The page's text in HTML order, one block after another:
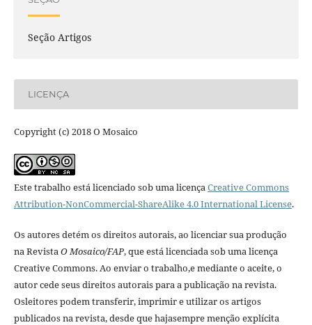
Seção Artigos
LICENÇA
Copyright (c) 2018 O Mosaico
Este trabalho está licenciado sob uma licençaCreative Commons
Attribution-NonCommercial-ShareAlike 4.0 International License.
Os autores detém os direitos autorais, ao licenciar sua produção
na RevistaO Mosaico/FAP, que está licenciada sob uma licença
Creative Commons. Ao enviar o trabalho,e mediante o aceite, o
autor cede seus direitos autorais para a publicação na revista.
Osleitores podem transferir, imprimir e utilizar os artigos
publicados na revista, desde que hajasempre menção explí­cita